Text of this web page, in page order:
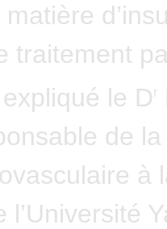
traitement
le Dr
de
à
l’Université